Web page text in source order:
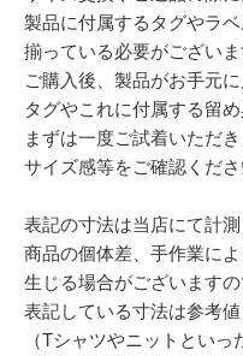
製品に付属するタグやラ
揃っている必要がございま
ご購入後、製品がお手元
タグやこれに付属する留
まずは一度ご試着いただき
サイズ感等をご確認くださ
表記の寸法は当店にて計測
商品の個体差、手作業に
生じる場合がございますの
表記している寸法は参考値
（Tシャツやニットといっ